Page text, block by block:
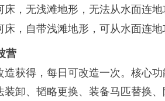
床，无浅滩地形，无法从水面连
床，自带浅滩地形，可从水面连
营
造获得，每日可改造一次。核心
装卸、韬略更换、装备马匹替换